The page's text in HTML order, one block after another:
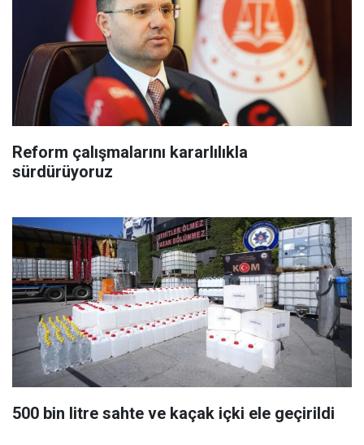
Reform çalışmalarını kararlılıkla
sürdürüyoruz
500 bin litre sahte ve kaçak içki ele geçirildi